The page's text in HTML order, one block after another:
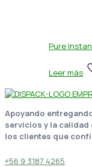
Pure
Leer más
Apoyando
servicios y la
los clientes que
+56 9 3187 4265